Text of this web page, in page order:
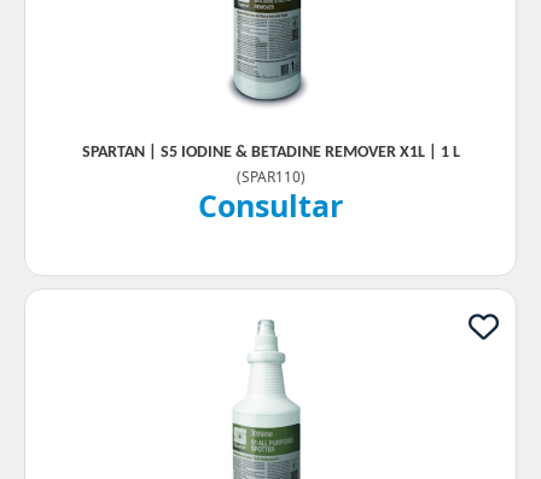
SPARTAN | S5 IODINE & BETADINE REMOVER X1L | 1 L
(SPAR110)
Consultar